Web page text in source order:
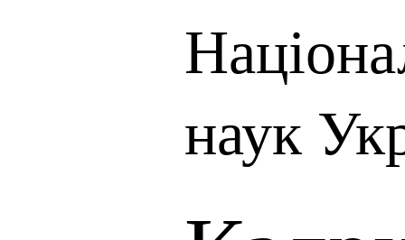
наук